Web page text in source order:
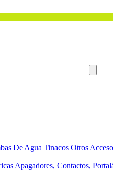
De Agua Tinacos Otros
Apagadores, Contactos,